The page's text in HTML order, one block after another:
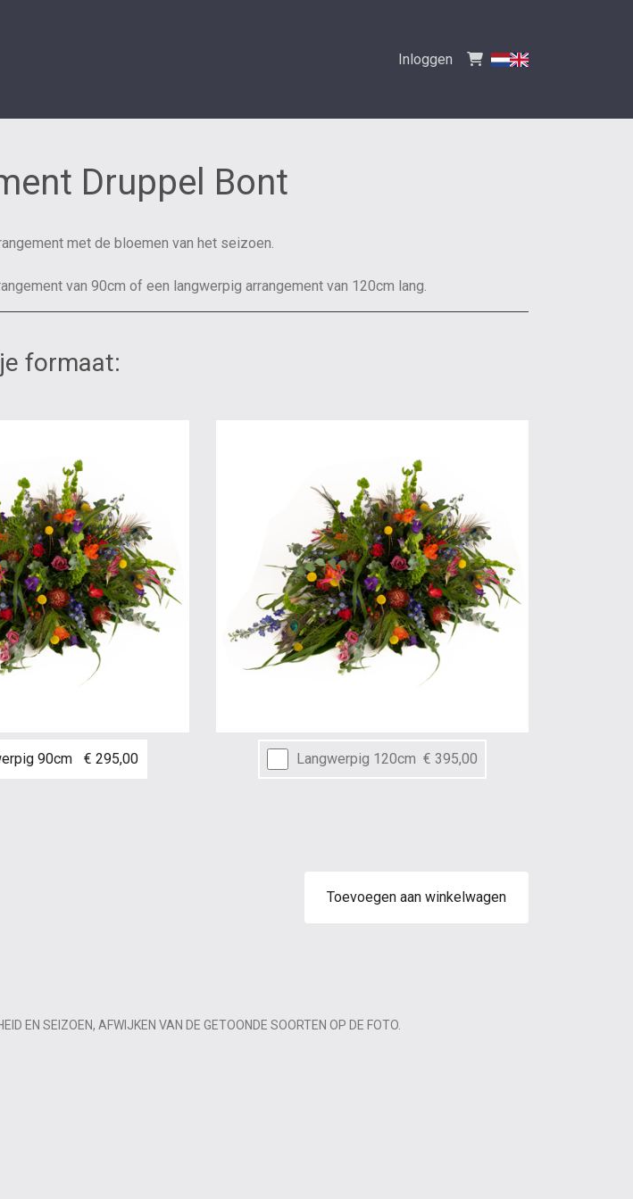
Inloggen
Druppel Bont
met de bloemen van het seizoen.
van 90cm of een langwerpig arrangement van 120cm lang.
formaat:
90cm € 295,00 Langwerpig 120cm € 395,00
Toevoegen aan winkelwagen
EN SEIZOEN, AFWIJKEN VAN DE GETOONDE SOORTEN OP DE FOTO.